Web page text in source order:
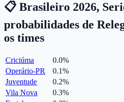
📋 Brasileiro 2026,
probabilidades de
os times
Criciúma 0.0%
Operário-PR
0.1%
Juventude
0.2%
Vila Nova
0.3%